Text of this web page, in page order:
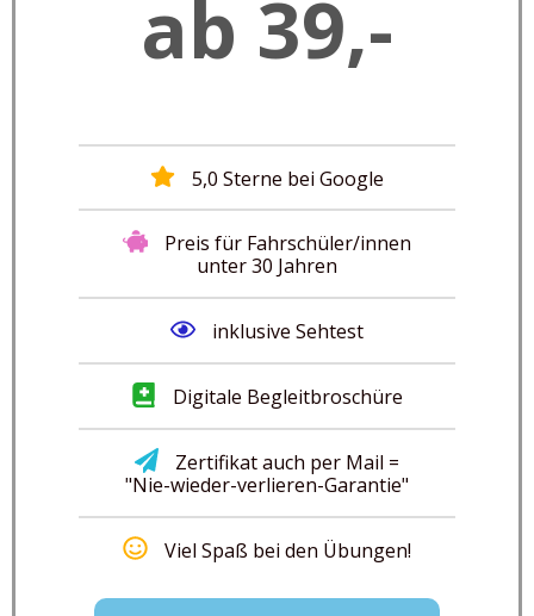
ab 39,-
5,0 Sterne bei Google
Preis für Fahrschüler/innen
unter 30 Jahren
inklusive Sehtest
Digitale Begleitbroschüre
Zertifikat auch per Mail =
"Nie-wieder-verlieren-Garantie"
Viel Spaß bei den Übungen!